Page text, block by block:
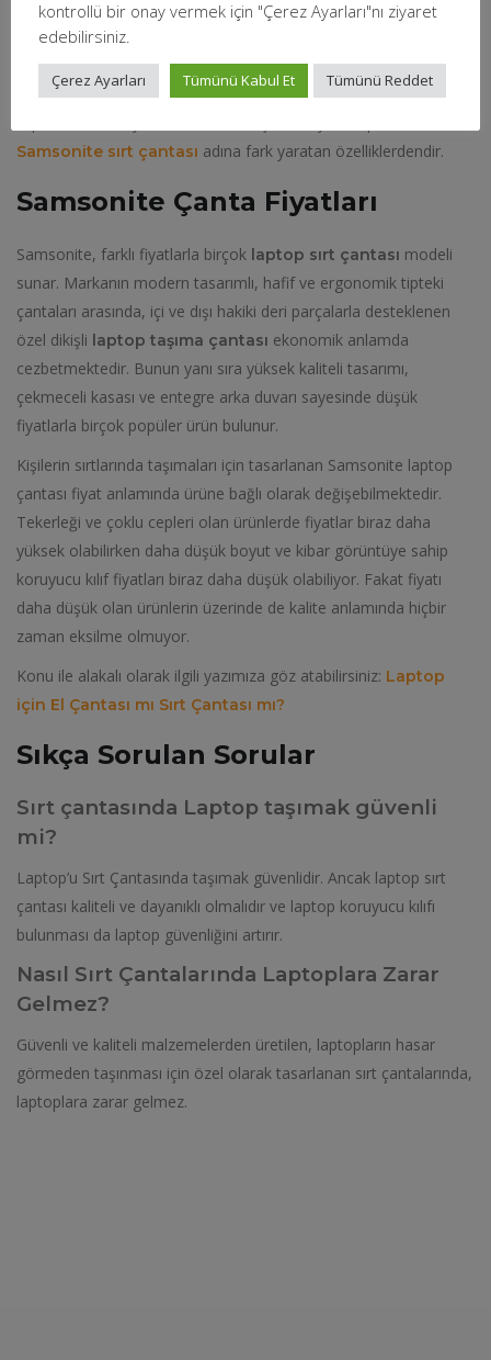
bilgisayar çantalarından bir tanesidir. Samsonite’nin14 inç
laptop sırt çantası
farklı çantaları mevcuttur. Bu modeller kullanışlı, dayanıklı ve
sağlam yapılarıyla birlikte kullanıcılarının beğenilerini
Samsonite sırt çantası adına fark yaratan özelliklerdendir.
Samsonite Çanta Fiyatları
Samsonite, farklı fiyatlarla birçok laptop sırt çantası modeli
sunar. Markanın modern tasarımlı, hafif ve ergonomik tipteki
çantaları arasında, içi ve dışı hakiki deri parçalarla desteklenen
özel dikişli laptop taşıma çantası ekonomik anlamda
cezbetmektedir. Bunun yanı sıra yüksek kaliteli tasarımı,
çekmeceli kasası ve entegre arka duvarı sayesinde düşük
fiyatlarla birçok popüler ürün bulunur.
Kişilerin sırtlarında taşımaları için tasarlanan Samsonite laptop
çantası fiyat anlamında ürüne bağlı olarak değişebilmektedir.
Tekerleği ve çoklu cepleri olan ürünlerde fiyatlar biraz daha
yüksek olabilirken daha düşük boyut ve kibar görüntüye sahip
koruyucu kılıf fiyatları biraz daha düşük olabiliyor. Fakat fiyatı
daha düşük olan ürünlerin üzerinde de kalite anlamında hiçbir
zaman eksilme olmuyor.
Konu ile alakalı olarak ilgili yazımıza göz atabilirsiniz: Laptop
için El Çantası mı Sırt Çantası mı?
Sıkça Sorulan Sorular
Sırt çantasında Laptop taşımak güvenli
mi?
Laptop’u Sırt Çantasında taşımak güvenlidir. Ancak laptop sırt
çantası kaliteli ve dayanıklı olmalıdır ve laptop koruyucu kılıfı
bulunması da laptop güvenliğini artırır.
Nasıl Sırt Çantalarında Laptoplara Zarar
Gelmez?
Güvenli ve kaliteli malzemelerden üretilen, laptopların hasar
görmeden taşınması için özel olarak tasarlanan sırt çantalarında,
laptoplara zarar gelmez.
kontrollü bir onay vermek için "Çerez Ayarları"nı ziyaret
edebilirsiniz.
Çerez Ayarları Tümünü Kabul Et Tümünü Reddet